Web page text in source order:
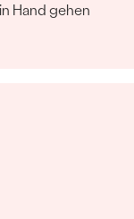
Hand gehen